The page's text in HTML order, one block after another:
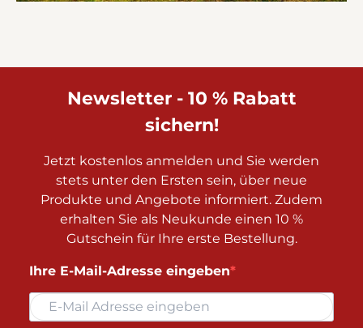
Newsletter - 10 % Rabatt
sichern!
Jetzt kostenlos anmelden und Sie werden
stets unter den Ersten sein, über neue
Produkte und Angebote informiert. Zudem
erhalten Sie als Neukunde einen 10 %
Gutschein für Ihre erste Bestellung.
Ihre E-Mail-Adresse eingeben